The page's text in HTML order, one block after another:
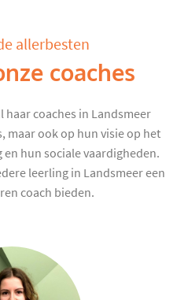
allerbesten
coaches
haar coaches in Landsmeer
maar ook op hun visie op het
hun sociale vaardigheden.
leerling in Landsmeer een
coach bieden.